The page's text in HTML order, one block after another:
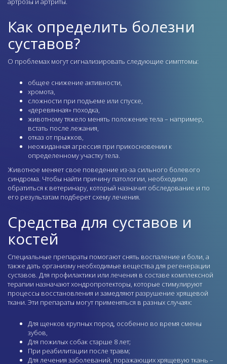
Как определить болезни
суставов?
О проблемах могут сигнализировать следующие симптомы:
общее снижение активности,
хромота,
сложности при подъеме или спуске,
«деревянная» походка,
животному тяжело менять положение тела – например,
встать после лежания,
отказ от прыжков,
неожиданная агрессия при прикосновении к
определенному участку тела.
Животное меняет свое поведение из-за сильного болевого
синдрома. Чтобы найти причину патологии, необходимо
обратиться к ветеринару, который назначит обследование и по
его результатам подберет схему лечения.
Средства для суставов и
костей
Специальные препараты помогают снять воспаление и боли, а
также дать организму необходимые вещества для регенерации
суставов. Для профилактики или лечения в составе комплексной
терапии назначают хондропротекторы, которые стимулируют
процессы восстановления и замедляют разрушение хрящевой
ткани. Эти препараты могут применяться в разных случаях:
Для щенков крупных пород, особенно во время смены
зубов,
Для пожилых собак старше 8 лет;
При реабилитации после травм;
Для лечения заболеваний, поражающих хрящевую ткань –